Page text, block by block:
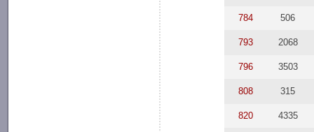
784 506
793 2068
796 3503
808 315
820 4335